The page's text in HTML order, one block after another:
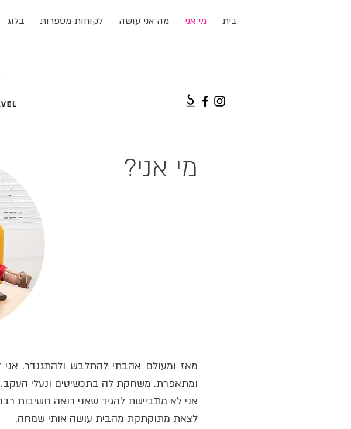
בית מי אני מה אני עושה לקוחות מספרות בלוג
מי אני?
מאז ומעולם אהבתי להתלבש ולהתגנדר.
ומתאפרת. משחקת לה בתכשיטים ונעלי העקב.
אני לא מתביישת להגיד שאני רואה חשיבות
לצאת מתוקתקת מהבית עושה אותי שמחה.